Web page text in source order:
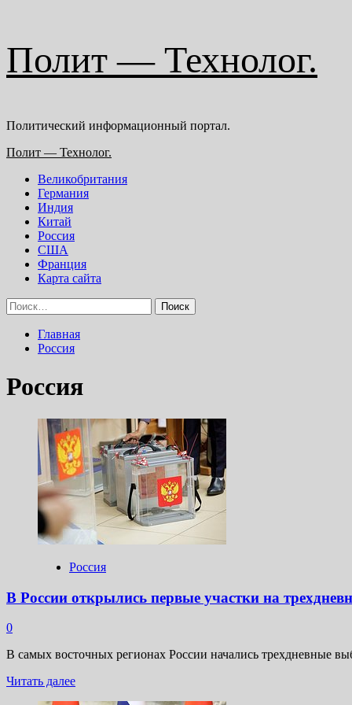
содержимому
Полит — Технолог.
Политический информационный портал.
Основное
Полит — Технолог.
Великобритания
Германия
Индия
Китай
Россия
США
Франция
Карта сайта
Найти:
Главная
Россия
Россия
Россия
В России открылись первые участки на
0
В самых восточных регионах России начались трехдневные
Читать далееПрочитать